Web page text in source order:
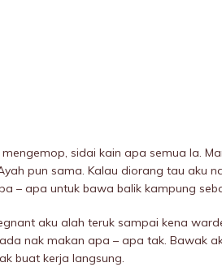
mengemop, sidai kain apa semua la.
pun sama. Kalau diorang tau aku
– apa untuk bawa balik kampung
aku alah teruk sampai kena
nak makan apa – apa tak. Bawak
buat kerja langsung.